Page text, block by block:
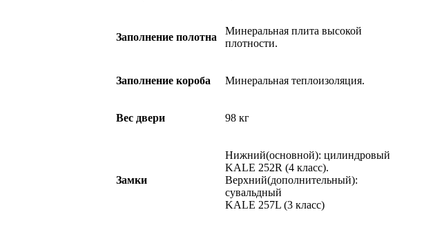
Заполнение полотна
Минеральная плита высокой
плотности.
Заполнение короба Минеральная теплоизоляция.
Вес двери 98 кг
Замки
Нижний(основной): цилиндровый
KALE 252R (4 класс).
Верхний(дополнительный):
сувальдный
KALE 257L (3 класс)